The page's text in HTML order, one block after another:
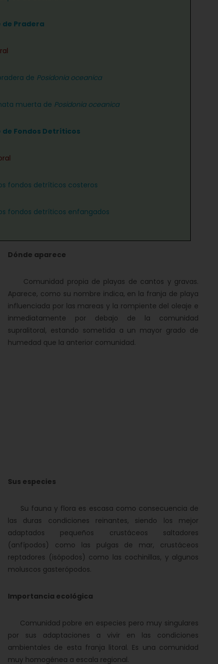
de Pradera
de Posidonia oceanica
muerta de Posidonia oceanica
de Fondos Detríticos
fondos detríticos costeros
fondos detríticos enfangados
Dónde aparece
Comunidad propia de playas de cantos y gravas.
Aparece, como su nombre indica, en la franja de playa
influenciada por las mareas y la rompiente del oleaje e
inmediatamente por debajo de la comunidad
supralitoral, estando sometida a un mayor grado de
humedad que la anterior comunidad.
Sus especies
Su fauna y flora es escasa como consecuencia de
las duras condiciones reinantes, siendo los mejor
adaptados pequeños crustáceos saltadores
(anfípodos) como las pulgas de mar, crustáceos
reptadores (isópodos) como las cochinillas, y algunos
moluscos gasterópodos.
Importancia ecológica
Comunidad pobre en especies pero muy singulares
por sus adaptaciones a vivir en las condiciones
ambientales de esta franja litoral. Es una comunidad
muy homogénea a escala regional.